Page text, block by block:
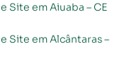
Site em Aiuaba – CE
Site em Alcântaras –